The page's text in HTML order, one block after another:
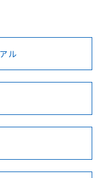
に、以下を必ずお読
Cd Cr(VI)
BV型式承認
（フランス
KR型式
（韓国
No No
証/適合状況ページへ
からご検索ください
ル